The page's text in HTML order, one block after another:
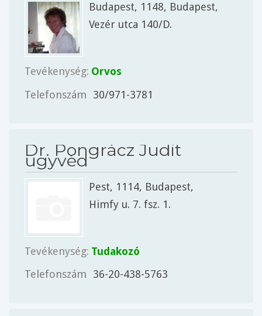
Budapest, 1148, Budapest,
Vezér utca 140/D.
Tevékenység: Orvos
Telefonszám
30/971-3781
Dr. Pongrácz Judit
ügyvéd
Pest, 1114, Budapest,
Himfy u. 7. fsz. 1.
Tevékenység: Tudakozó
Telefonszám
36-20-438-5763